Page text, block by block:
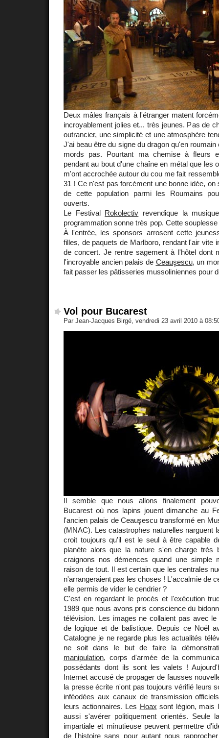
Deux mâles français à l'étranger matent
incroyablement jolies et... très jeunes. Pas de
outrancier, une simplicité et une atmosphère
J'ai beau être du signe du dragon qu'en roumain
mords pas. Pourtant ma chemise à fleurs
pendant au bout d'une chaîne en métal que les
m'ont accrochée autour du cou me fait
31 ! Ce n'est pas forcément une bonne idée, on
de cette population parmi les Roumains
ouverts.
Le Festival Rokolectiv revendique la
programmation sonne très pop. Cette
À l'entrée, les sponsors arrosent cette
filles, de paquets de Marlboro, rendant l'air vite
de concert. Je rentre sagement à l'hôtel dont
l'incroyable ancien palais de Ceauşescu, un
fait passer les pâtisseries mussoliniennes pour
Vol pour Bucarest
Par Jean-Jacques Birgé, vendredi 23 avril 2010 à
Il semble que nous allons finalement
Bucarest où nos lapins jouent dimanche au
l'ancien palais de Ceauşescu transformé en
(MNAC). Les catastrophes naturelles narguent
croit toujours qu'il est le seul à être capable
planète alors que la nature s'en charge très
craignons nos démences quand une simple
raison de tout. Il est certain que les centrales
n'arrangeraient pas les choses ! L'accalmie de
elle permis de vider le cendrier ?
C'est en regardant le procès et l'exécution
1989 que nous avons pris conscience du
télévision. Les images ne collaient pas avec
de logique et de balistique. Depuis ce Noël
Catalogne je ne regarde plus les actualités
ne soit dans le but de faire la
manipulation, corps d'armée de la
possédants dont ils sont les valets !
Internet accusé de propager de fausses
la presse écrite n'ont pas toujours vérifié leurs
inféodées aux canaux de transmission
leurs actionnaires. Les Hoax sont légion, mais
aussi s'avérer politiquement orientés. Seule
impartiale et minutieuse peuvent permettre
de l'histoire sans pour autant nous